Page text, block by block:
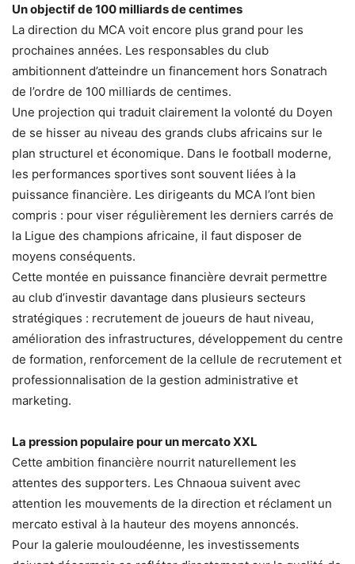
Un objectif de 100 milliards de centimes
La direction du MCA voit encore plus grand pour les
prochaines années. Les responsables du club
ambitionnent d’atteindre un financement hors Sonatrach
de l’ordre de 100 milliards de centimes.
Une projection qui traduit clairement la volonté du Doyen
de se hisser au niveau des grands clubs africains sur le
plan structurel et économique. Dans le football moderne,
les performances sportives sont souvent liées à la
puissance financière. Les dirigeants du MCA l’ont bien
compris : pour viser régulièrement les derniers carrés de
la Ligue des champions africaine, il faut disposer de
moyens conséquents.
Cette montée en puissance financière devrait permettre
au club d’investir davantage dans plusieurs secteurs
stratégiques : recrutement de joueurs de haut niveau,
amélioration des infrastructures, développement du centre
de formation, renforcement de la cellule de recrutement et
professionnalisation de la gestion administrative et
marketing.
La pression populaire pour un mercato XXL
Cette ambition financière nourrit naturellement les
attentes des supporters. Les Chnaoua suivent avec
attention les mouvements de la direction et réclament un
mercato estival à la hauteur des moyens annoncés.
Pour la galerie mouloudéenne, les investissements